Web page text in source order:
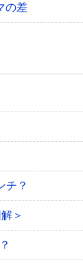
の差
チ？
＞